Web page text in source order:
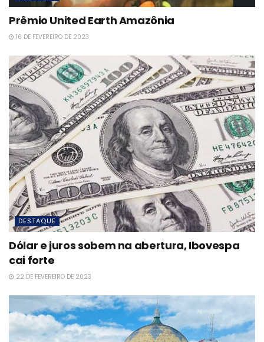
Prêmio United Earth Amazônia
16 DE FEVEREIRO DE 2023
DESTAQUE
Dólar e juros sobem na abertura, Ibovespa
cai forte
22 DE FEVEREIRO DE 2023